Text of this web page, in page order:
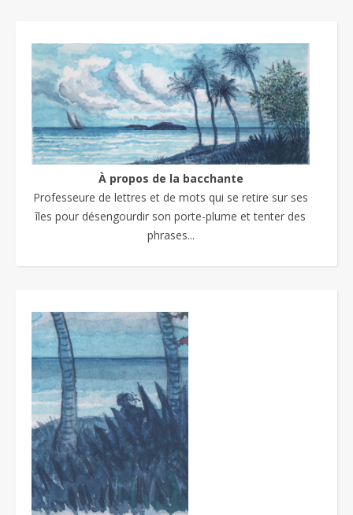
À propos de la bacchante
Professeure de lettres et de mots qui se retire sur ses
îles pour désengourdir son porte-plume et tenter des
phrases...